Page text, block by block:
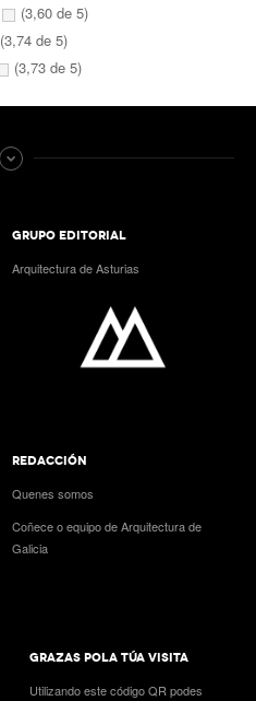
(3,60 de 5)
(3,74 de 5)
(3,73 de 5)
GRUPO EDITORIAL
Arquitectura de Asturias
REDACCIÓN
Quenes somos
Coñece o equipo de Arquitectura de
Galicia
GRAZAS POLA TÚA VISITA
Utilizando este código QR podes